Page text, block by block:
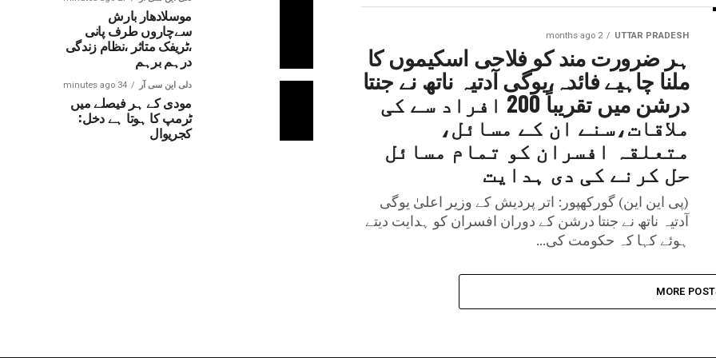
UTTAR PRADESH
2 months ago
ہر ضرورت مند کو فلاحی اسکیموں کا
ملنا چاہیے فائدہ،یوگی آدتیہ ناتھ نے جنتا
درشن میں تقریباً 200 افراد سے کی
ملاقات،سنے ان کے مسائل،
متعلقہ افسران کو تمام مسائل
حل کرنے کی دی ہدایت
(پی این این) گورکھپور: اتر پردیش کے وزیر اعلیٰ یوگی
آدتیہ ناتھ نے جنتا درشن کے دوران افسران کو ہدایت دیتے
ہوئے کہا کہ حکومت کی...
MORE
موسلادھار بارش
سےچاروں طرف پانی
،ٹریفک متاثر ،نظام زندگی
درہم برہم
دلی این سی آر 34 minutes ago
مودی کے ہر فیصلے میں
ٹرمپ کا ہوتا ہے دخل:
کجریوال